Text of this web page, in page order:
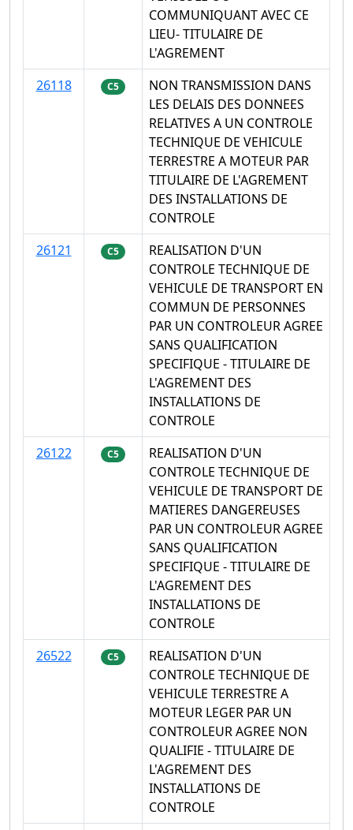
COMMUNIQUANT AVEC CE
LIEU- TITULAIRE DE
L'AGREMENT
26118
C5
NON TRANSMISSION DANS
LES DELAIS DES DONNEES
RELATIVES A UN CONTROLE
TECHNIQUE DE VEHICULE
TERRESTRE A MOTEUR PAR
TITULAIRE DE L'AGREMENT
DES INSTALLATIONS DE
CONTROLE
26121
C5
REALISATION D'UN
CONTROLE TECHNIQUE DE
VEHICULE DE TRANSPORT EN
COMMUN DE PERSONNES
PAR UN CONTROLEUR AGREE
SANS QUALIFICATION
SPECIFIQUE - TITULAIRE DE
L'AGREMENT DES
INSTALLATIONS DE
CONTROLE
26122
C5
REALISATION D'UN
CONTROLE TECHNIQUE DE
VEHICULE DE TRANSPORT DE
MATIERES DANGEREUSES
PAR UN CONTROLEUR AGREE
SANS QUALIFICATION
SPECIFIQUE - TITULAIRE DE
L'AGREMENT DES
INSTALLATIONS DE
CONTROLE
26522
C5
REALISATION D'UN
CONTROLE TECHNIQUE DE
VEHICULE TERRESTRE A
MOTEUR LEGER PAR UN
CONTROLEUR AGREE NON
QUALIFIE - TITULAIRE DE
L'AGREMENT DES
INSTALLATIONS DE
CONTROLE